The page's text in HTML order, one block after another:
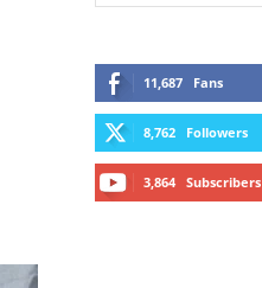
11,687 Fans
8,762 Followers
3,864 Subscribers